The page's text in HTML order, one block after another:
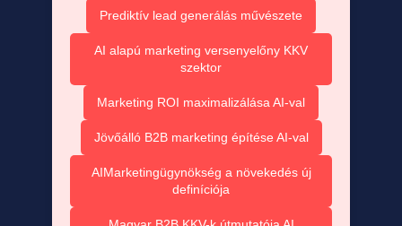
Prediktív lead generálás művészete
AI alapú marketing versenyelőny KKV
szektor
Marketing ROI maximalizálása AI-val
Jövőálló B2B marketing építése AI-val
AIMarketingügynökség a növekedés új
definíciója